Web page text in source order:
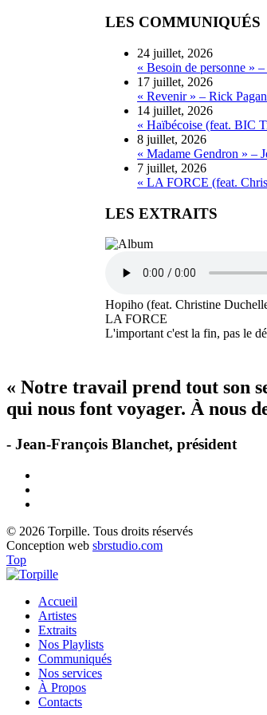
LES COMMUNIQUÉS
24 juillet, 2026
« Besoin de personne »
17 juillet, 2026
« Revenir » – Rick
14 juillet, 2026
« Haïbécoise (feat. BIC
8 juillet, 2026
« Madame Gendron » –
7 juillet, 2026
« LA FORCE (feat.
LES EXTRAITS
Hopiho (feat. Christine
LA FORCE
L'important c'est la fin, pas le
« Notre travail prend tout son
qui nous font voyager. À nous
- Jean-François Blanchet, président
© 2026 Torpille. Tous droits réservés
Conception web sbrstudio.com
Top
Accueil
Artistes
Extraits
Nos Playlists
Communiqués
Nos services
À Propos
Contacts